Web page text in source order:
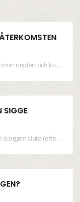
Trumpeter ljuder över nejden och konfetti regnar längsmed husfasaderna – FREDEN ÄR HÄR! Eller ahem.…
SIGGE
Nä hörni; inte kan bloggen sluta (eftersom jag så sällan uppdaterar skiten) i sånt supermoll.…